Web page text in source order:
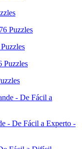
- De Fácil a Experto -